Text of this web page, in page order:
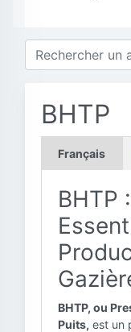
BHTP
Français
BHTP
BHTP, ou
Puits, est un